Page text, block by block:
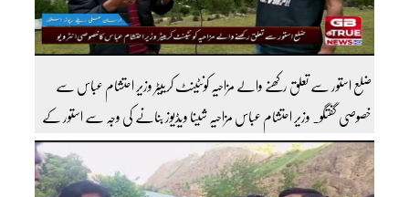
ضلع استور سے تعلق رکھنے والے مزاحیہ کونٹینٹ کرییٹر وزیر احتشام عباس سے
خصوصی گفتگو۔ وزیر احتشام عباس مزاحیہ شینا ویڈیوز بنانے کی وجہ سے استور کے
اندر کافی مشہور ہیں مزید اچھی اچھی ویڈیوز دیکھنے کے لئے ہمارے یوٹیوب چینل کو
سبسکرائب کریں